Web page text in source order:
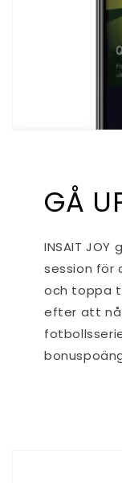
GÅ
INSAIT
session för
och toppa
efter att nå